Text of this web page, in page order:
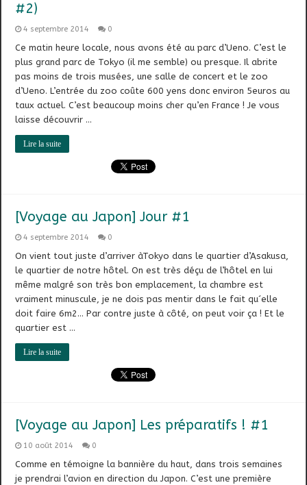
#2)
4 septembre 2014 0
Ce matin heure locale, nous avons été au parc d’Ueno. C’est le
plus grand parc de Tokyo (il me semble) ou presque. Il abrite
pas moins de trois musées, une salle de concert et le zoo
d’Ueno. L’entrée du zoo coûte 600 yens donc environ 5euros au
taux actuel. C’est beaucoup moins cher qu’en France ! Je vous
laisse découvrir …
Lire la suite
[Voyage au Japon] Jour #1
4 septembre 2014 0
On vient tout juste d’arriver àTokyo dans le quartier d’Asakusa,
le quartier de notre hôtel. On est très déçu de l’hôtel en lui
même malgré son très bon emplacement, la chambre est
vraiment minuscule, je ne dois pas mentir dans le fait qu´elle
doit faire 6m2… Par contre juste à côté, on peut voir ça ! Et le
quartier est …
Lire la suite
[Voyage au Japon] Les préparatifs ! #1
10 août 2014 0
Comme en témoigne la bannière du haut, dans trois semaines
je prendrai l’avion en direction du Japon. C’est une première